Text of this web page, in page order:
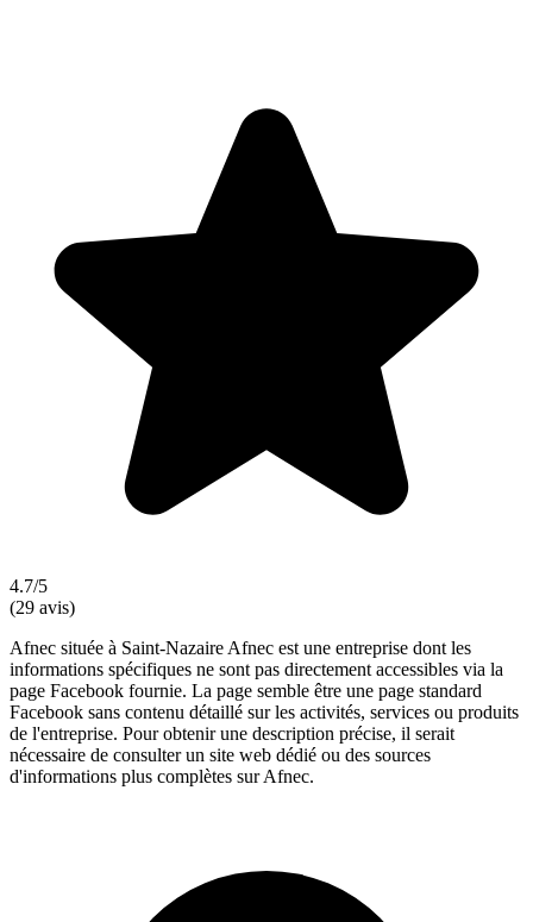
4.7/5
(29 avis)
Afnec située à Saint-Nazaire Afnec est une entreprise dont les
informations spécifiques ne sont pas directement accessibles via la
page Facebook fournie. La page semble être une page standard
Facebook sans contenu détaillé sur les activités, services ou produits
de l'entreprise. Pour obtenir une description précise, il serait
nécessaire de consulter un site web dédié ou des sources
d'informations plus complètes sur Afnec.